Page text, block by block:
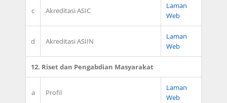
c Akreditasi ASIC
Laman
Web
d Akreditasi ASIIN
Laman
Web
12. Riset dan Pengabdian Masyarakat
a Profil
Laman
Web